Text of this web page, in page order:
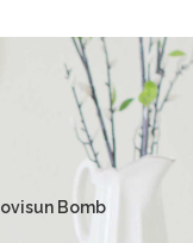
Bomb